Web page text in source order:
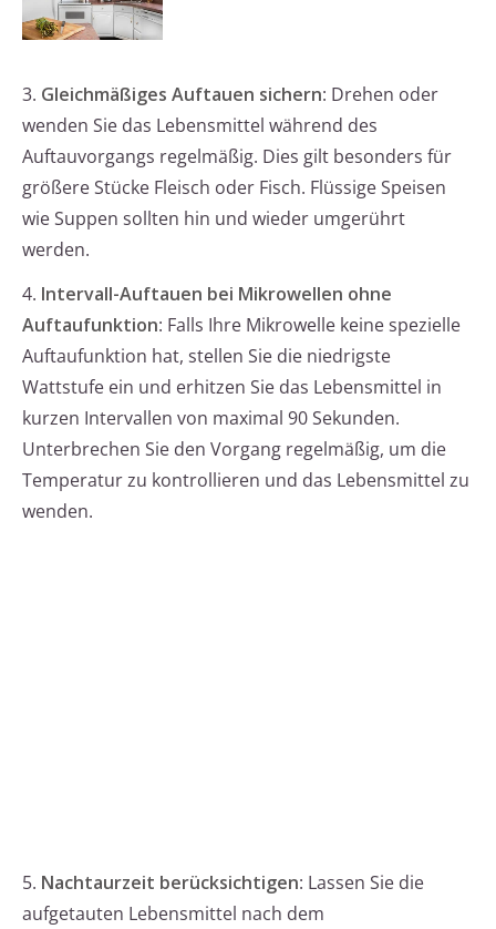
3. Gleichmäßiges Auftauen sichern: Drehen oder
wenden Sie das Lebensmittel während des
Auftauvorgangs regelmäßig. Dies gilt besonders für
größere Stücke Fleisch oder Fisch. Flüssige Speisen
wie Suppen sollten hin und wieder umgerührt
werden.
4. Intervall-Auftauen bei Mikrowellen ohne
Auftaufunktion: Falls Ihre Mikrowelle keine spezielle
Auftaufunktion hat, stellen Sie die niedrigste
Wattstufe ein und erhitzen Sie das Lebensmittel in
kurzen Intervallen von maximal 90 Sekunden.
Unterbrechen Sie den Vorgang regelmäßig, um die
Temperatur zu kontrollieren und das Lebensmittel zu
wenden.
5. Nachtaurzeit berücksichtigen: Lassen Sie die
aufgetauten Lebensmittel nach dem